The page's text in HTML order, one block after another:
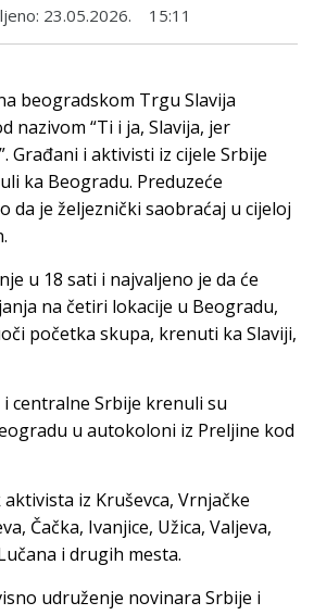
23.05.2026. 15:11
beogradskom Trgu Slavija
nazivom “Ti i ja, Slavija, jer
Građani i aktivisti iz cijele Srbije
ka Beogradu. Preduzeće
da je željeznički saobraćaj u cijeloj
u 18 sati i najvaljeno je da će
na četiri lokacije u Beogradu,
početka skupa, krenuti ka Slaviji,
centralne Srbije krenuli su
u autokoloni iz Preljine kod
iz Kruševca, Vrnjačke
Čačka, Ivanjice, Užica, Valjeva,
i drugih mesta.
udruženje novinara Srbije i